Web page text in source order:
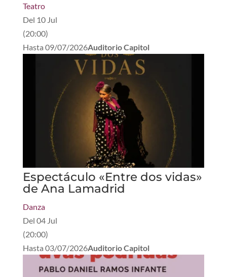
Teatro
Del 10 Jul
(20:00)
Hasta 09/07/2026Auditorio Capitol
Espectáculo «Entre dos vidas»
de Ana Lamadrid
Danza
Del 04 Jul
(20:00)
Hasta 03/07/2026Auditorio Capitol